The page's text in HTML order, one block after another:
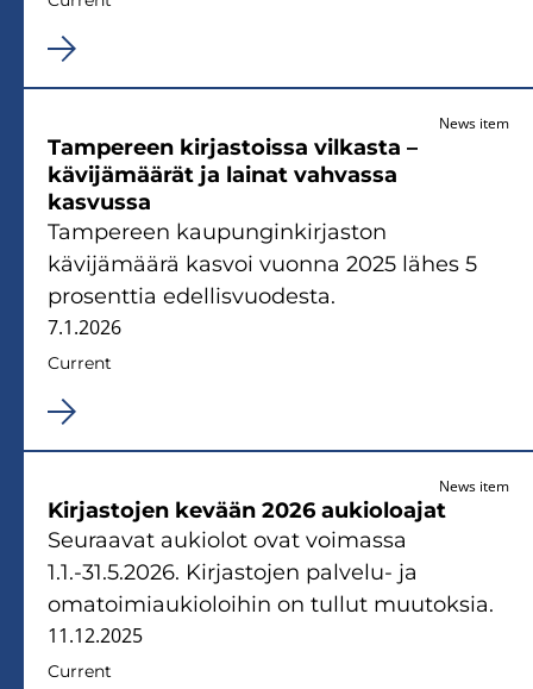
News item
Tampereen kirjastoissa vilkasta –
kävijämäärät ja lainat vahvassa
kasvussa
Tampereen kaupunginkirjaston
kävijämäärä kasvoi vuonna 2025 lähes 5
prosenttia edellisvuodesta.
7.1.2026
Current
News item
Kirjastojen kevään 2026 aukioloajat
Seuraavat aukiolot ovat voimassa
1.1.-31.5.2026. Kirjastojen palvelu- ja
omatoimiaukioloihin on tullut muutoksia.
11.12.2025
Current